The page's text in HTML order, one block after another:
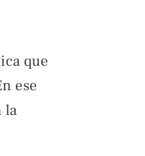
que
ese
la